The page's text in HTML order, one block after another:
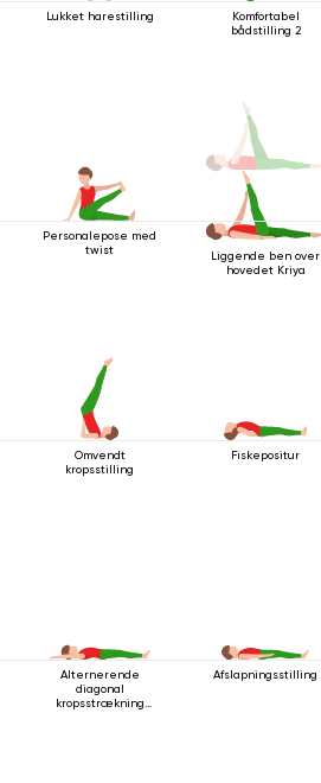
Lukket harestilling
Komfortabel
bådstilling 2
Personalepose med
twist
Liggende ben over
hovedet Kriya
Omvendt
kropsstilling
Fiskepositur
Alternerende
diagonal
kropsstrækning
Afslapningsstilling